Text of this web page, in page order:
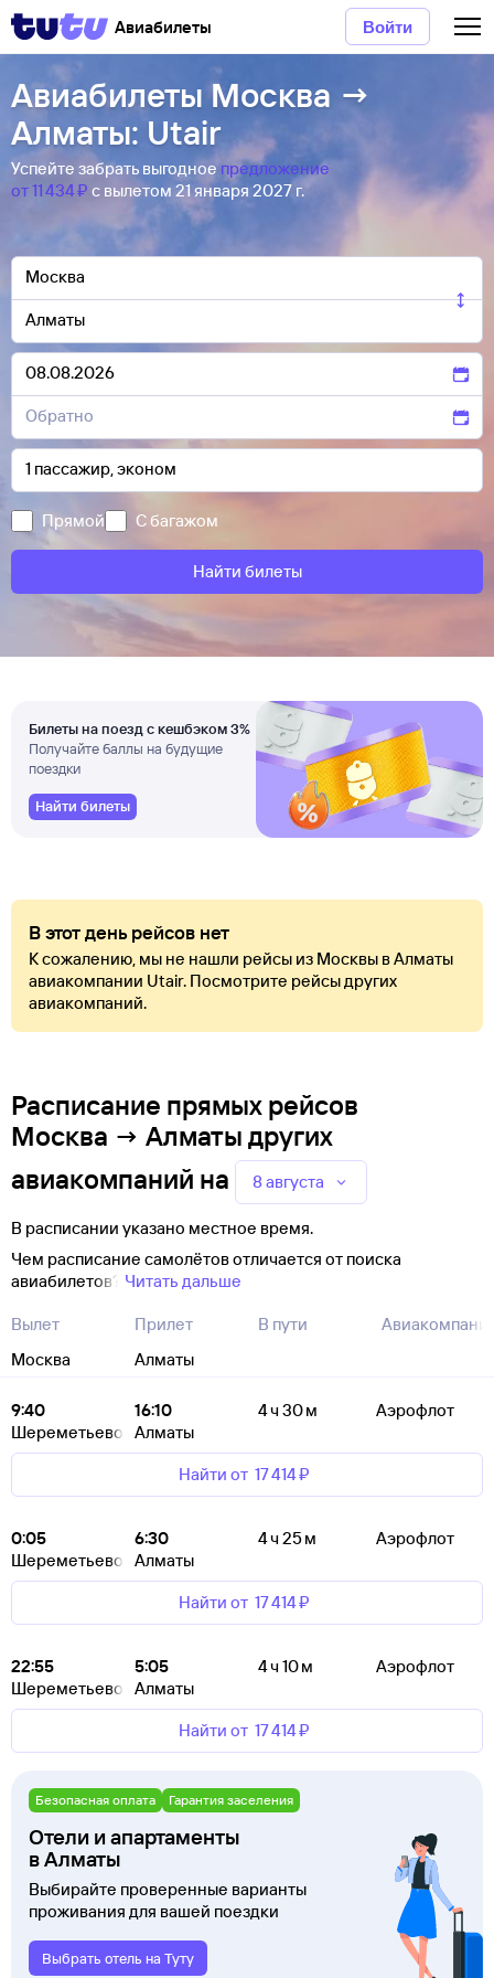
Авиабилеты Войти
Авиабилеты Москва →
Алматы: Utair
Успейте забрать выгодноепредложение
от 11 ⁠434 ⁠₽ с вылетом 21 января 2027 г.
Прямой С багажом
Найти билеты
Билеты на поезд с кешбэком 3%
Получайте баллы на будущие
поездки
Найти билеты
В этот день рейсов нет
К сожалению, мы не нашли рейсы из Москвы в Алматы
авиакомпании Utair. Посмотрите рейсы других
авиакомпаний.
Расписание прямых рейсов
Москва → Алматы других
авиакомпаний на 8 августа
В расписании указано местное время.
Чем расписание самолётов отличается от поиска
авиабилетов? Читать дальше
Вылет
Москва
Прилет
Алматы
В пути
9:40
Шереметьево
16:10
Алматы
4 ч 30 м Аэрофлот
Найти от 17 ⁠414 ⁠₽
0:05
Шереметьево
6:30
Алматы
4 ч 25 м Аэрофлот
Найти от 17 ⁠414 ⁠₽
22:55
Шереметьево
5:05
Алматы
4 ч 10 м Аэрофлот
Найти от 17 ⁠414 ⁠₽
Безопасная оплата Гарантия заселения
Отели и апартаменты
в Алматы
Выбирайте проверенные варианты
проживания для вашей поездки
Выбрать отель на Туту